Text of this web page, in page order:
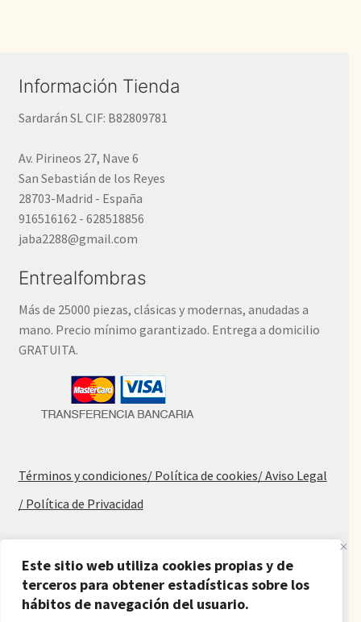
Este sitio web utiliza cookies propias y de
terceros para obtener estadísticas sobre los
hábitos de navegación del usuario.
Información Tienda
Sardarán SL CIF: B82809781
Av. Pirineos 27, Nave 6
San Sebastián de los Reyes
28703-Madrid - España
916516162 - 628518856
jaba2288@gmail.com
Entrealfombras
Más de 25000 piezas, clásicas y modernas, anudadas a
mano. Precio mínimo garantizado. Entrega a domicilio
GRATUITA.
Términos y condiciones/ Política de cookies/ Aviso Legal
/ Política de Privacidad
Alfombras baratas
Procedencia de las alfombras